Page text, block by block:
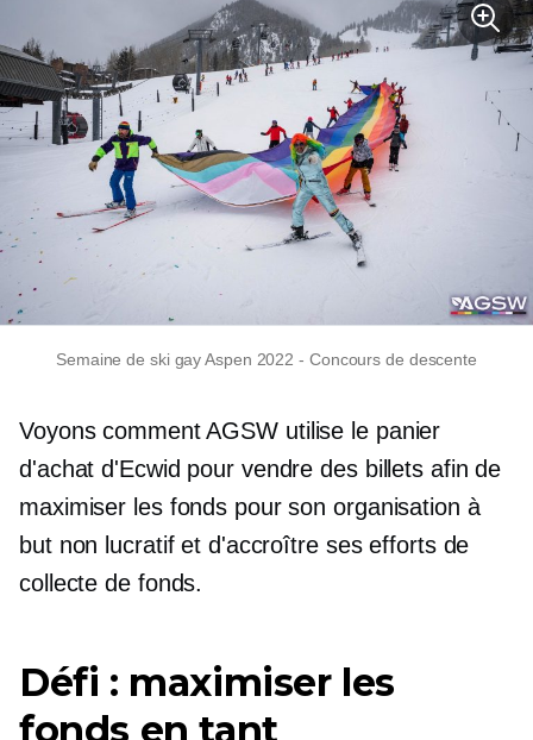
Semaine de ski gay Aspen 2022- Concours de descente
Voyons comment AGSW utilise le panier
d'achat d'Ecwid pour vendre des billets afin de
maximiser les fonds pour son organisation à
but non lucratif et d'accroître ses efforts de
collecte de fonds.
Défi : maximiser les
fonds en tant